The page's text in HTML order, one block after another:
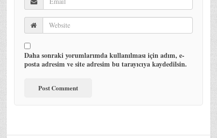
Daha sonraki yorumlarımda kullanılması için adım, e-
posta adresim ve site adresim bu tarayıcıya kaydedilsin.